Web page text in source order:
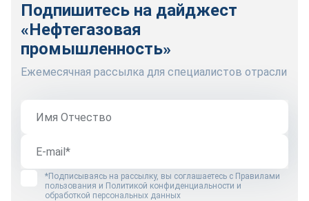
Подпишитесь на дайджест
«Нефтегазовая
промышленность»
Ежемесячная рассылка для специалистов отрасли
*Подписываясь на рассылку, вы соглашаетесь с Правилами
пользования и Политикой конфиденциальности и
обработкой персональных данных